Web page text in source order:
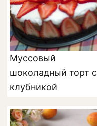
Муссовый
шоколадный торт с
клубникой